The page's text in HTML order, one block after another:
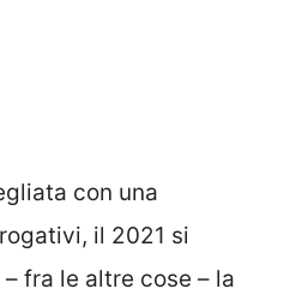
con una
il 2021 si
fra le altre cose – la